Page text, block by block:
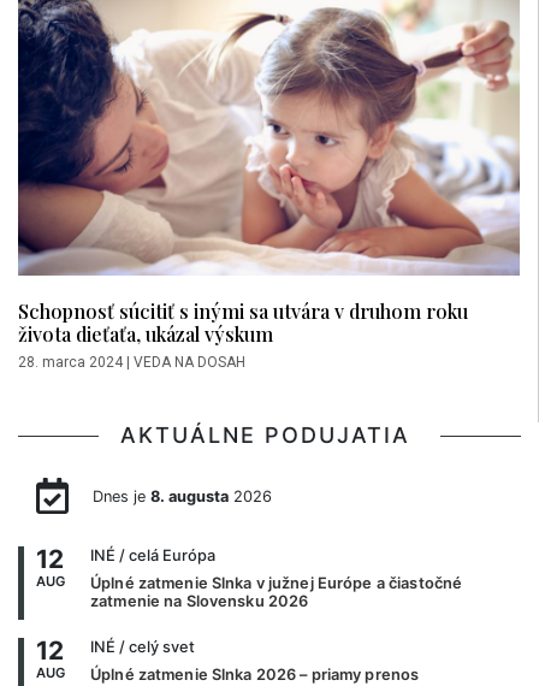
Schopnosť súcitiť s inými sa utvára v druhom roku
života dieťaťa, ukázal výskum
28. marca 2024 | VEDA NA DOSAH
AKTUÁLNE PODUJATIA
Dnes je 8. augusta2026
12
AUG
INÉ / celá Európa
Úplné zatmenie Slnka v južnej Európe a čiastočné
zatmenie na Slovensku 2026
12
AUG
INÉ / celý svet
Úplné zatmenie Slnka 2026 – priamy prenos